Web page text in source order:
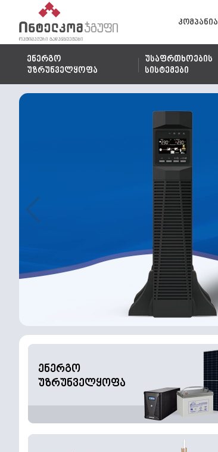
კომპანია
ენერგო
უზრუნველყოფა
უსაფრთხოების
სისტემები
ენერგო
უზრუნველყოფა